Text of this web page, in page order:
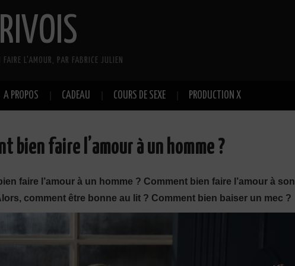
FAIRE L'AMOUR, PAR FABRICE JULIEN
A PROPOS CADEAU COURS DE SEXE PRODUCTION X
bien faire l’amour à un homme ?
faire l’amour à un homme ? Comment bien faire l’amour à son
comment être bonne au lit ? Comment bien baiser un mec ?